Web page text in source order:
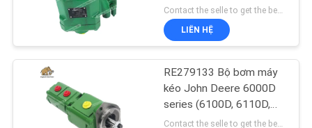
VỀ
CHÚNGBộ phận bơm cánh
gạt thủy lực
27
6630, 6830, 6930. Mạnh
mẽ và bền bỉ; trong kho
và sẵn sàng vận chuyển
Contact the selle to get the best offer MOQ:1
LIÊN HỆ
RE279133 Bộ bơm máy
kéo John Deere 6000D
series (6100D, 6110D,
6115D, 6125D, 6130D,